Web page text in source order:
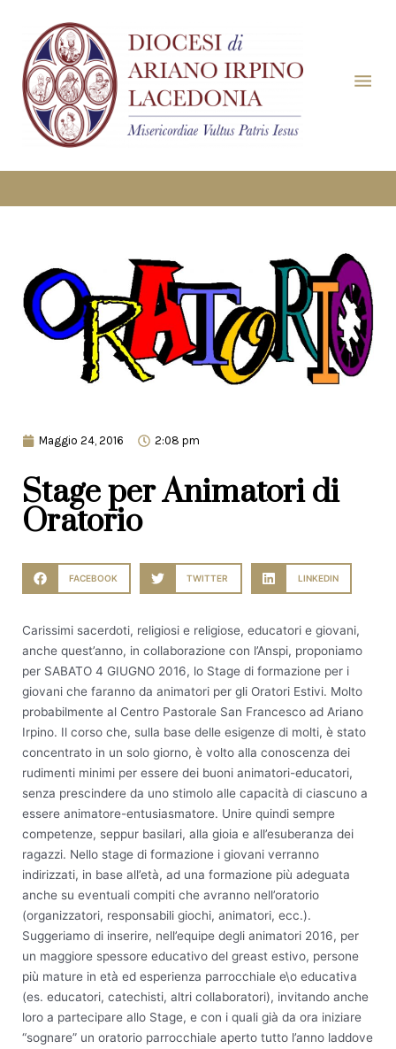
Maggio 24, 2016 2:08 pm
Stage per Animatori di
Oratorio
FACEBOOK TWITTER LINKEDIN
Carissimi sacerdoti, religiosi e religiose, educatori e giovani,
anche quest’anno, in collaborazione con l’Anspi, proponiamo
per SABATO 4 GIUGNO 2016, lo Stage di formazione per i
giovani che faranno da animatori per gli Oratori Estivi. Molto
probabilmente al Centro Pastorale San Francesco ad Ariano
Irpino. Il corso che, sulla base delle esigenze di molti, è stato
concentrato in un solo giorno, è volto alla conoscenza dei
rudimenti minimi per essere dei buoni animatori-educatori,
senza prescindere da uno stimolo alle capacità di ciascuno a
essere animatore-entusiasmatore. Unire quindi sempre
competenze, seppur basilari, alla gioia e all’esuberanza dei
ragazzi. Nello stage di formazione i giovani verranno
indirizzati, in base all’età, ad una formazione più adeguata
anche su eventuali compiti che avranno nell’oratorio
(organizzatori, responsabili giochi, animatori, ecc.).
Suggeriamo di inserire, nell’equipe degli animatori 2016, per
un maggiore spessore educativo del greast estivo, persone
più mature in età ed esperienza parrocchiale e\o educativa
(es. educatori, catechisti, altri collaboratori), invitando anche
loro a partecipare allo Stage, e con i quali già da ora iniziare
“sognare” un oratorio parrocchiale aperto tutto l’anno laddove